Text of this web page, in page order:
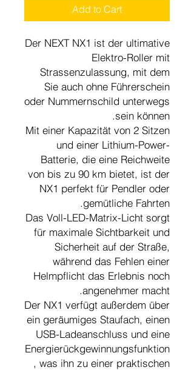
Add to Cart
Der NEXT NX1 ist der ultimative
Elektro-Roller mit
Strassenzulassung, mit dem
Sie auch ohne Führerschein
oder Nummernschild unterwegs
sein können.
Mit einer Kapazität von 2 Sitzen
und einer Lithium-Power-
Batterie, die eine Reichweite
von bis zu 90 km bietet, ist der
NX1 perfekt für Pendler oder
gemütliche Fahrten.
Das Voll-LED-Matrix-Licht sorgt
für maximale Sichtbarkeit und
Sicherheit auf der Straße,
während das Fehlen einer
Helmpflicht das Erlebnis noch
angenehmer macht.
Der NX1 verfügt außerdem über
ein geräumiges Staufach, einen
USB-Ladeanschluss und eine
Energierückgewinnungsfunktion
, was ihn zu einer praktischen